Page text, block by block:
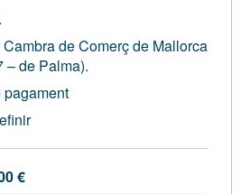
Cambra de Comerç de Mallorca
– de Palma).
€